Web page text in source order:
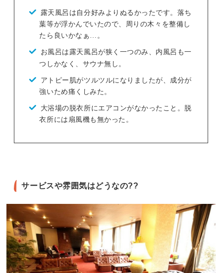
露天風呂は自分好みよりぬるかったです。落ち
葉等が浮かんでいたので、周りの木々を整備し
たら良いかなぁ…。
お風呂は露天風呂が狭く一つのみ、内風呂も一
つしかなく、サウナ無し。
アトピー肌がツルツルになりましたが、成分が
強いため痛くしみた。
大浴場の脱衣所にエアコンがなかったこと。脱
衣所には扇風機も無かった。
サービスや雰囲気はどうなの??